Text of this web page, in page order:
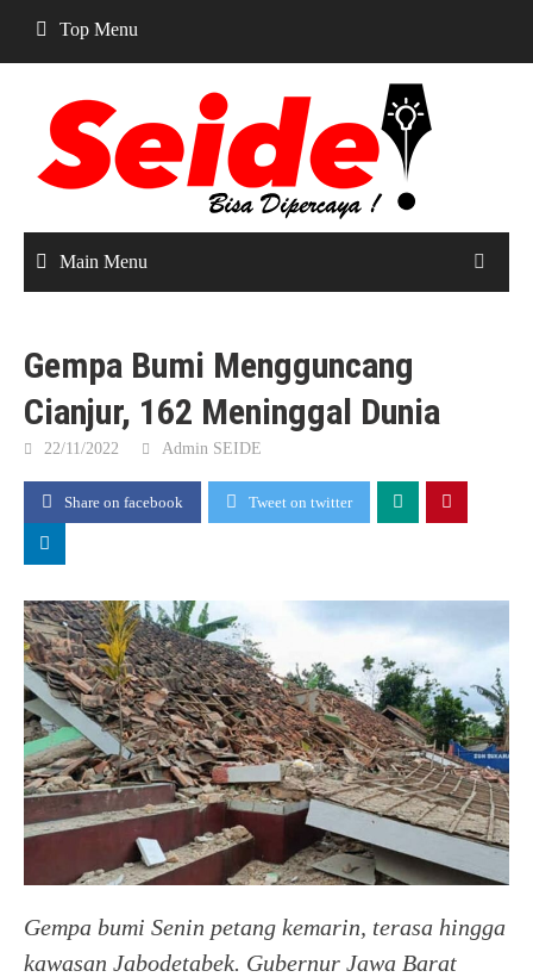
content
Top Menu
Main Menu
Gempa Bumi Mengguncang
Cianjur, 162 Meninggal Dunia
22/11/2022 Admin SEIDE
Share on facebook Tweet on twitter
Gempa bumi Senin petang kemarin, terasa hingga
kawasan Jabodetabek. Gubernur Jawa Barat